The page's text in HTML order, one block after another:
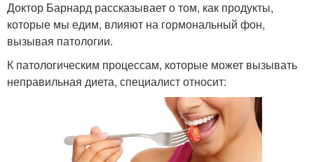
Доктор Барнард рассказывает о том, как продукты,
которые мы едим, влияют на гормональный фон,
вызывая патологии.
К патологическим процессам, которые может вызывать
неправильная диета, специалист относит: